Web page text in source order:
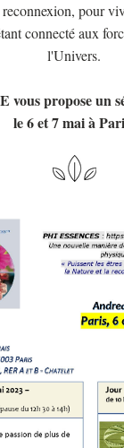
pour
connecté aux
l'Univers.
vous propose un
le 6 et 7 mai à